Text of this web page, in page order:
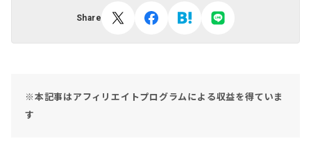
Share
※本記事はアフィリエイトプログラムによる収益を得ていま
す